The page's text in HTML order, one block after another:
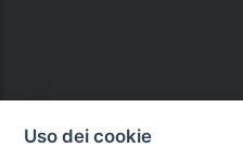
Uso dei cookie